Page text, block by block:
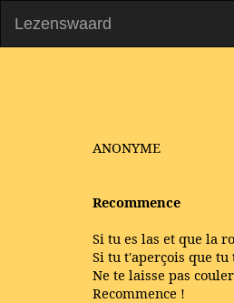
Lezenswaard
ANONYME
Recommence
Si tu es las et que la
Si tu t'aperçois que
Ne te laisse pas
Recommence !